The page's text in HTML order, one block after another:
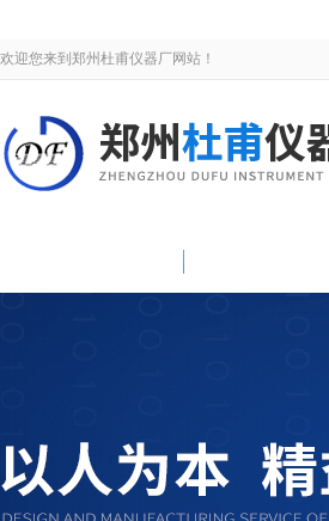
欢迎您来到郑州杜甫仪器厂网站！